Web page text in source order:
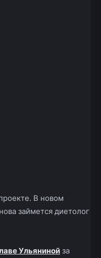
В новом
займется диетолог
Ульяниной за